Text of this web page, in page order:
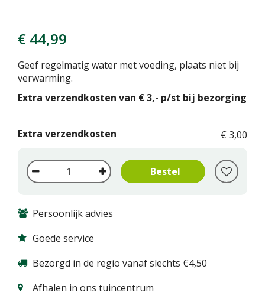
€ 44,99
Geef regelmatig water met voeding, plaats niet bij
verwarming.
Extra verzendkosten van € 3,- p/st bij bezorging
Extra verzendkosten € 3,00
Persoonlijk advies
Goede service
Bezorgd in de regio vanaf slechts €4,50
Afhalen in ons tuincentrum